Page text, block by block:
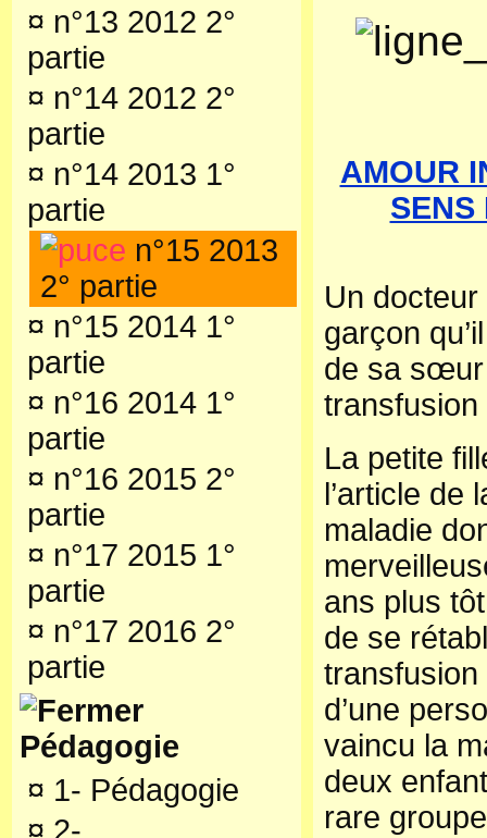
¤ n°13 2012 2°
partie
¤ n°14 2012 2°
partie
¤ n°14 2013 1°
partie
n°15 2013
2° partie
¤ n°15 2014 1°
partie
¤ n°16 2014 1°
partie
¤ n°16 2015 2°
partie
¤ n°17 2015 1°
partie
¤ n°17 2016 2°
partie
Pédagogie
¤ 1- Pédagogie
¤ 2-
AMOUR
Un
garçon
de sa
La petite
l’article de
maladie
ans plus
de se
d’une
vaincu la
deux
rare